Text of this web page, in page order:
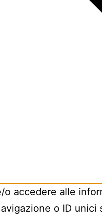
accedere alle
o ID unici